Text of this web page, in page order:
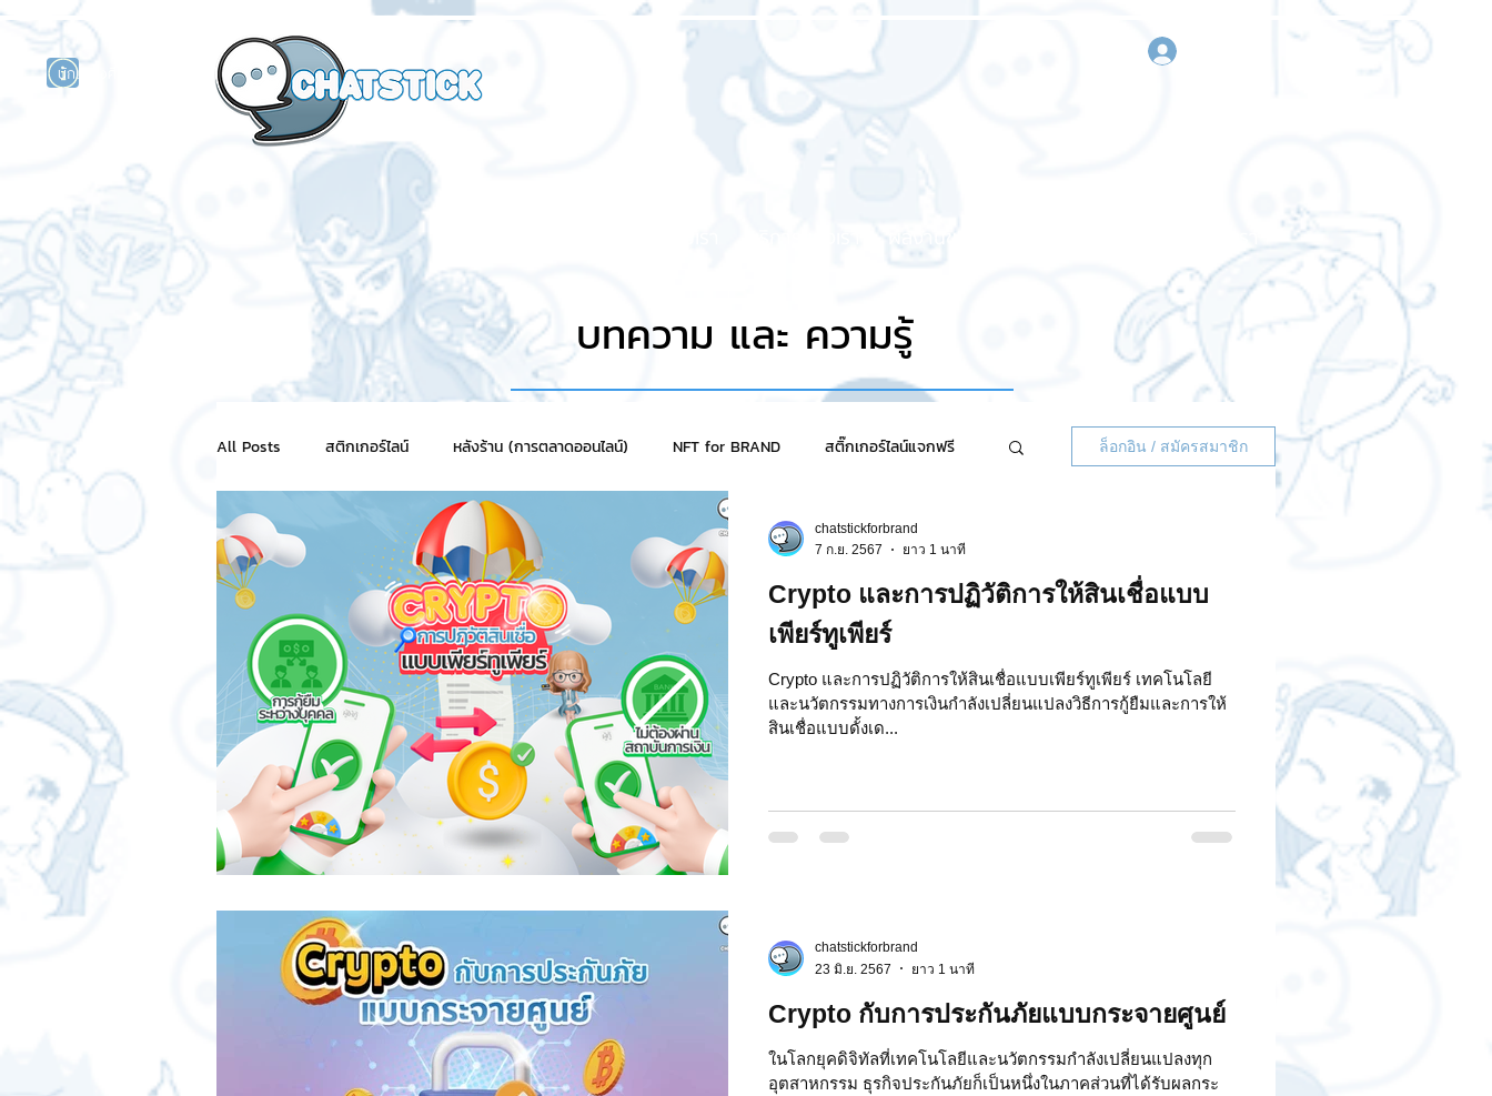
นักแสดงศิลปิน
ผลงานของเรา
บทความ และ ความรู้
All Posts สติกเกอร์ไลน์ หลังร้าน (การตลาดออนไลน์) NFT for BRAND สติ๊กเกอร์ไลน์แจกฟรี
สติกเกอร์แชทสติ๊ค ChatStick Market Motion Graphic ความรู้ธุรกิจ
SME และ แฟรนไชส์ การเงินการลงทุน ภาวะผู้นำและการบริหาร LINE application
การออกแบบและดีไซน์ เทคนิคสาระ IT NFT และ Cryptocurrency รีวิวเกมส์จาก ChatStick
ChatStick NFT Collection Chat Bot เวบไซต์ รวมบริการ
ล็อกอิน / สมัครสมาชิก
Crypto และการปฏิวัติการให้สินเชื่อแบบ
เพียร์ทูเพียร์
Crypto และการปฏิวัติการให้สินเชื่อแบบเพียร์ทูเพียร์ เทคโนโลยี
และนวัตกรรมทางการเงินกำลังเปลี่ยนแปลงวิธีการกู้ยืมและการให้
สินเชื่อแบบดั้งเด...
chatstickforbrand
7 ก.ย. 2567
ยาว 1 นาที
Crypto กับการประกันภัยแบบกระจายศูนย์
ในโลกยุคดิจิทัลที่เทคโนโลยีและนวัตกรรมกำลังเปลี่ยนแปลงทุก
อุตสาหกรรม ธุรกิจประกันภัยก็เป็นหนึ่งในภาคส่วนที่ได้รับผลกระ
chatstickforbrand
23 มิ.ย. 2567
ยาว 1 นาที